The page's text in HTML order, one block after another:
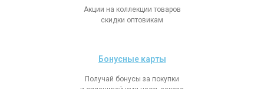
Акции на коллекции товаров
скидки оптовикам
Бонусные карты
Получай бонусы за покупки